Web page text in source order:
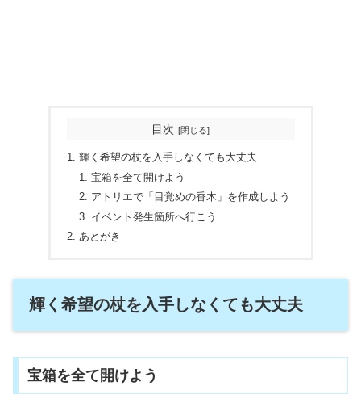
目次
輝く希望の杖を入手しなくても大丈夫
宝箱を全て開けよう
アトリエで「目覚めの香木」を作成しよう
イベント発生箇所へ行こう
あとがき
輝く希望の杖を入手しなくても大丈夫
宝箱を全て開けよう